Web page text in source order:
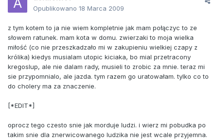
Opublikowano 18 Marca 2009
z tym kotem to ja nie wiem kompletnie jak mam połączyc to ze
słowem ratunek. mam kota w domu. zwierzaki to moja wielka
miłość (co nie przeszkadzało mi w zakupieniu wielkiej czapy z
królika) kiedys musialam utopic kiciaka, bo mial przetracony
kregoslup, ale nie dalam rady, musieli to zrobic za mnie. teraz mi
sie przypomnialo, ale jazda. tym razem go uratowałam. tylko co to
do cholery ma za znaczenie.
[*EDIT*]
oprocz tego czesto snie jak morduje ludzi. i wierz mi pobudka po
takim snie dla znerwicowanego ludzika nie jest wcale przyjemna.